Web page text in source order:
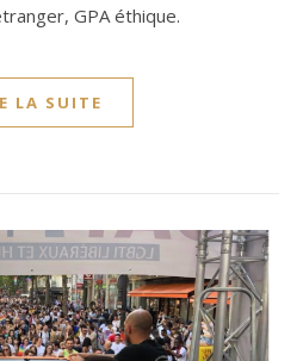
GPA éthique.
LA SUITE